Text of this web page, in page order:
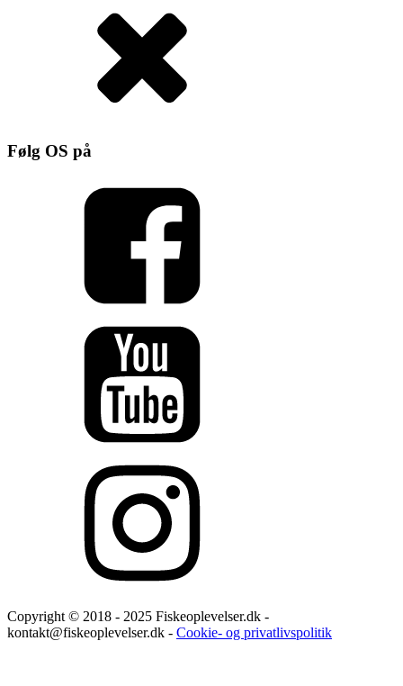
Følg OS på
Copyright © 2018 - 2025 Fiskeoplevelser.dk -
kontakt@fiskeoplevelser.dk - Cookie- og privatlivspolitik